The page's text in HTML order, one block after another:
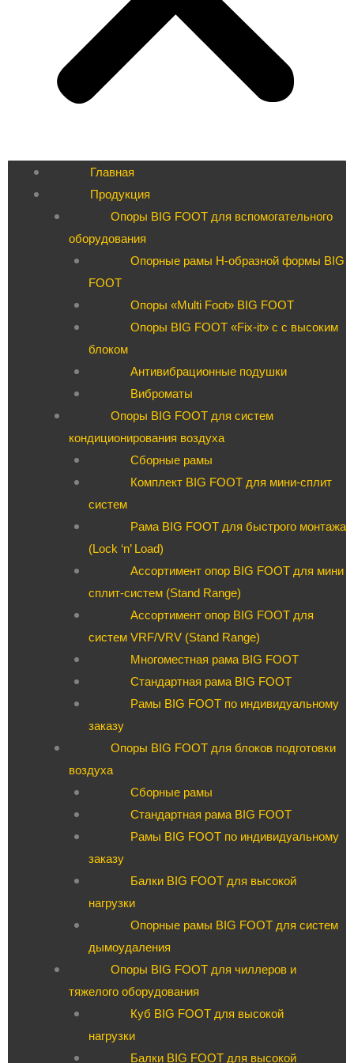
Главная
Продукция
Опоры BIG FOOT для вспомогательного
оборудования
Опорные рамы H-образной формы BIG
FOOT
Опоры «Multi Foot» BIG FOOT
Опоры BIG FOOT «Fix-it» c с высоким
блоком
Антивибрационные подушки
Виброматы
Опоры BIG FOOT для систем
кондиционирования воздуха
Сборные рамы
Комплект BIG FOOT для мини-сплит
систем
Рама BIG FOOT для быстрого монтажа
(Lock ‘n’ Load)
Ассортимент опор BIG FOOT для мини
сплит-систем (Stand Range)
Ассортимент опор BIG FOOT для
систем VRF/VRV (Stand Range)
Многоместная рама BIG FOOT
Стандартная рама BIG FOOT
Рамы BIG FOOT по индивидуальному
заказу
Опоры BIG FOOT для блоков подготовки
воздуха
Сборные рамы
Стандартная рама BIG FOOT
Рамы BIG FOOT по индивидуальному
заказу
Балки BIG FOOT для высокой
нагрузки
Опорные рамы BIG FOOT для систем
дымоудаления
Опоры BIG FOOT для чиллеров и
тяжелого оборудования
Куб BIG FOOT для высокой
нагрузки
Балки BIG FOOT для высокой